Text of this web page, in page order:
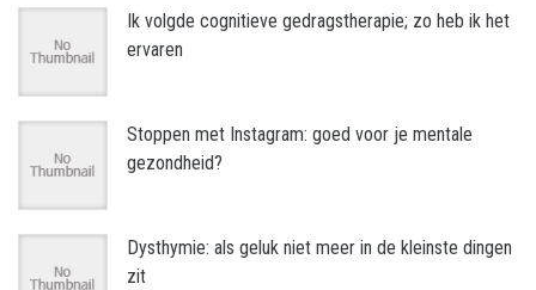
Ik volgde cognitieve gedragstherapie; zo heb ik het
ervaren
Stoppen met Instagram: goed voor je mentale
gezondheid?
Dysthymie: als geluk niet meer in de kleinste dingen
zit